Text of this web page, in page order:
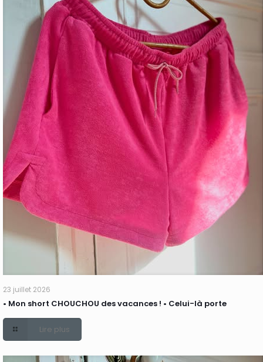
23 juillet 2026
• Mon short CHOUCHOU des vacances ! • Celui-là porte
Lire plus